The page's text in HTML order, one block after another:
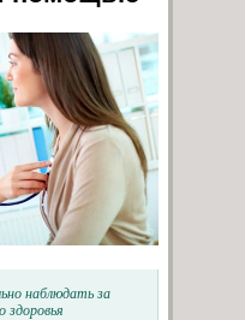
наблюдать за
здоровья